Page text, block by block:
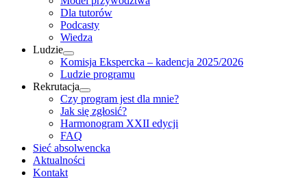
Dla tutorów
Podcasty
Wiedza
Ludzie
Komisja Ekspercka – kadencja 2025/2026
Ludzie programu
Rekrutacja
Czy program jest dla mnie?
Jak się zgłosić?
Harmonogram XXII edycji
FAQ
Sieć absolwencka
Aktualności
Kontakt